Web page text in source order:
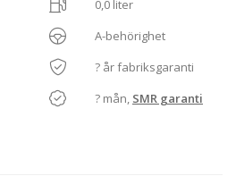
0,0 liter
A-behörighet
? år fabriksgaranti
? mån, SMR garanti